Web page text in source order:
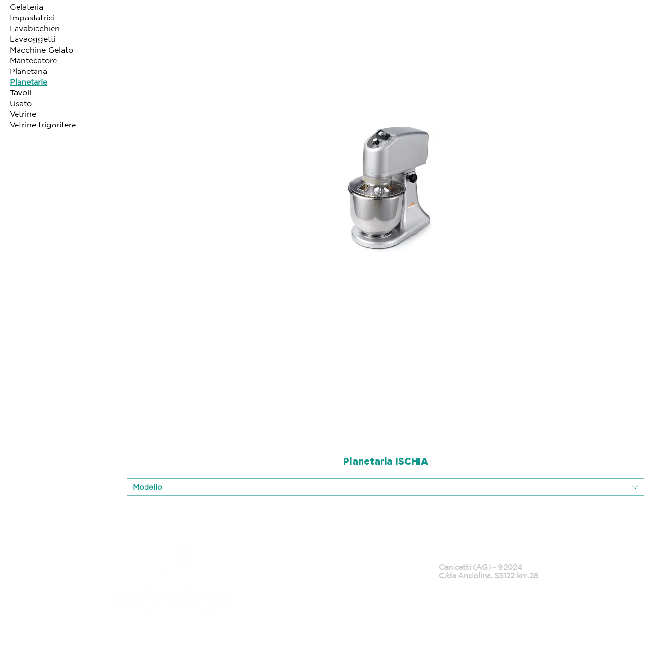
Gelateria
Impastatrici
Lavabicchieri
Lavaoggetti
Macchine Gelato
Mantecatore
Planetaria
Planetarie
Tavoli
Usato
Vetrine
Vetrine frigorifere
Aperçu rapide
Planetaria ISCHIA
Modello
Canicattì (AG) - 92024
C/da Andolina, SS122 km.28